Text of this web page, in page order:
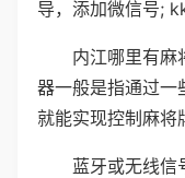
导，添加微信号;
内江哪里有麻
器一般是指通过一
就能实现控制麻将
蓝牙或无线信